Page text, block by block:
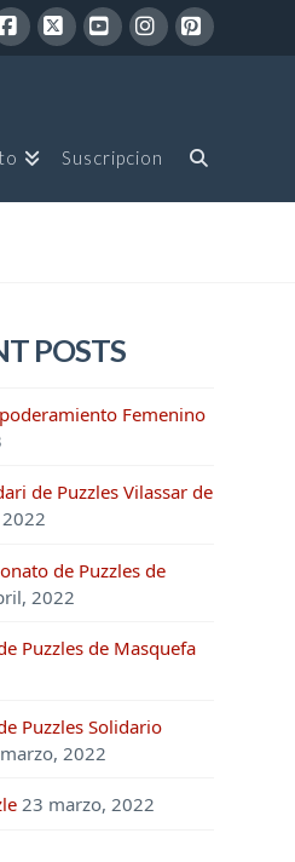
Suscripcion
POSTS
Femenino
de Puzzles Vilassar de
de Puzzles de
2022
Puzzles de Masquefa
Puzzles Solidario
2022
23 marzo, 2022